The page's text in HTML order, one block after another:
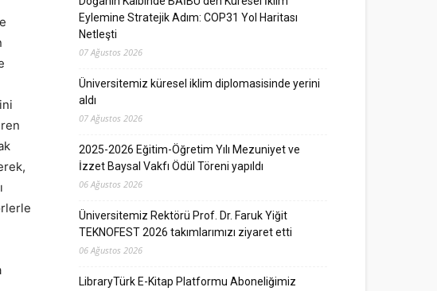
Eylemine Stratejik Adım: COP31 Yol Haritası
Netleşti
07 Ağustos 2026
Üniversitemiz küresel iklim diplomasisinde yerini
aldı
07 Ağustos 2026
2025-2026 Eğitim-Öğretim Yılı Mezuniyet ve
İzzet Baysal Vakfı Ödül Töreni yapıldı
06 Ağustos 2026
Üniversitemiz Rektörü Prof. Dr. Faruk Yiğit
TEKNOFEST 2026 takımlarımızı ziyaret etti
06 Ağustos 2026
LibraryTürk E-Kitap Platformu Aboneliğimiz